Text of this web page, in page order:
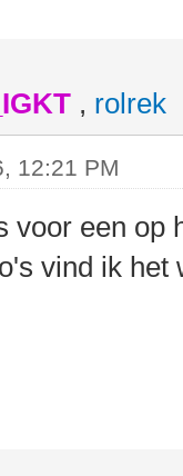
, rolrek
12:21 PM
voor een op
vind ik het